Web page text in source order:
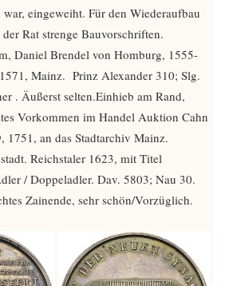
eingeweiht. Für den Wiederaufbau
Rat strenge Bauvorschriften.
Daniel Brendel von Homburg, 1555-
Mainz. Prinz Alexander 310; Slg.
­. Äußerst selten.Einhieb am Rand,
Vorkommen im Handel Auktion Cahn
1751, an das Stadtarchiv Mainz.
Reichstaler 1623, mit Titel
/ Doppeladler. Dav. 5803; Nau 30.
Zainende, sehr schön/Vorzüglich.